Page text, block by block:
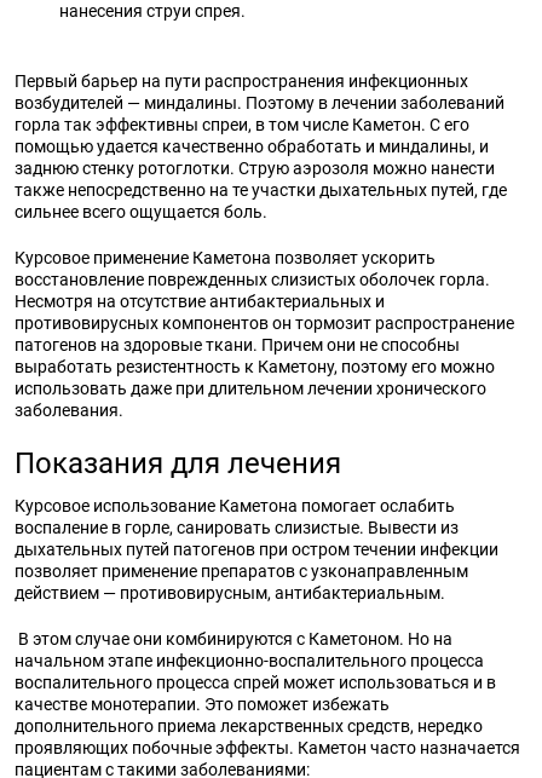
нанесения струи спрея.
Первый барьер на пути распространения инфекционных
возбудителей — миндалины. Поэтому в лечении заболеваний
горла так эффективны спреи, в том числе Каметон. С его
помощью удается качественно обработать и миндалины, и
заднюю стенку ротоглотки. Струю аэрозоля можно нанести
также непосредственно на те участки дыхательных путей, где
сильнее всего ощущается боль.
Курсовое применение Каметона позволяет ускорить
восстановление поврежденных слизистых оболочек горла.
Несмотря на отсутствие антибактериальных и
противовирусных компонентов он тормозит распространение
патогенов на здоровые ткани. Причем они не способны
выработать резистентность к Каметону, поэтому его можно
использовать даже при длительном лечении хронического
заболевания.
Показания для лечения
Курсовое использование Каметона помогает ослабить
воспаление в горле, санировать слизистые. Вывести из
дыхательных путей патогенов при остром течении инфекции
позволяет применение препаратов с узконаправленным
действием — противовирусным, антибактериальным.
В этом случае они комбинируются с Каметоном. Но на
начальном этапе инфекционно-воспалительного процесса
воспалительного процесса спрей может использоваться и в
качестве монотерапии. Это поможет избежать
дополнительного приема лекарственных средств, нередко
проявляющих побочные эффекты. Каметон часто назначается
пациентам с такими заболеваниями: